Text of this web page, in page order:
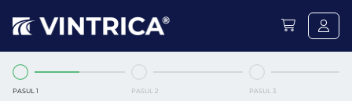
PASUL 1 PASUL 2 PASUL 3